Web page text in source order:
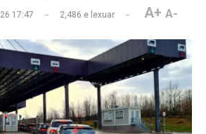
17:47 2,486 e lexuar A+ A-